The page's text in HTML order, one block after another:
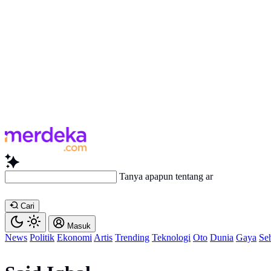
Tanya apapun tentang artikel ini...
Cari
Masuk
News Politik Ekonomi Artis Trending Teknologi Oto Dunia Gaya